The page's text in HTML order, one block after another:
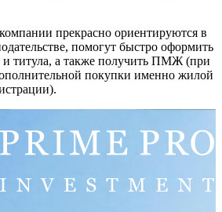
прекрасно ориентируются в
помогут быстро оформить
и титула, а также получить ПМЖ (при
покупки именно жилой